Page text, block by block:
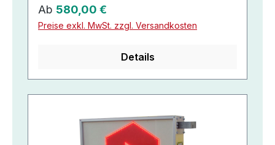
Regulärer Preis:
Ab 580,00 €
Preise exkl. MwSt. zzgl. Versandkosten
Details